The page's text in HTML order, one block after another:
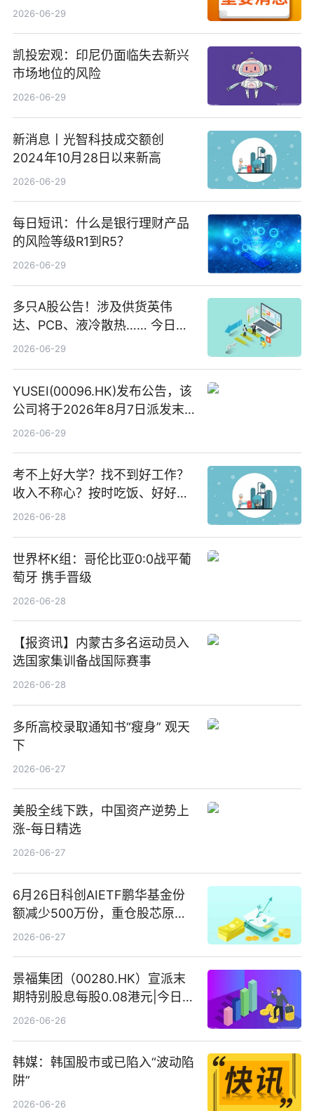
备案公示剧目197部
2026-06-29
凯投宏观：印尼仍面临失去新兴
市场地位的风险
2026-06-29
新消息丨光智科技成交额创
2024年10月28日以来新高
2026-06-29
每日短讯：什么是银行理财产品
的风险等级R1到R5？
2026-06-29
多只A股公告！涉及供货英伟
达、PCB、液冷散热…… 今日快
讯
2026-06-29
YUSEI(00096.HK)发布公告，该
公司将于2026年8月7日派发末
期股息每股人民币0.013元 每日
2026-06-29
考不上好大学？找不到好工作？
收入不称心？按时吃饭、好好睡
觉
2026-06-28
世界杯K组：哥伦比亚0:0战平葡
萄牙 携手晋级
2026-06-28
【报资讯】内蒙古多名运动员入
选国家集训备战国际赛事
2026-06-28
多所高校录取通知书“瘦身” 观天
下
2026-06-27
美股全线下跌，中国资产逆势上
涨-每日精选
2026-06-27
6月26日科创AIETF鹏华基金份
额减少500万份，重仓股芯原股
份、寒武纪、澜起科技 观速讯
2026-06-27
景福集团（00280.HK）宣派末
期特别股息每股0.08港元|今日快
看
2026-06-26
韩媒：韩国股市或已陷入“波动陷
阱”
2026-06-26